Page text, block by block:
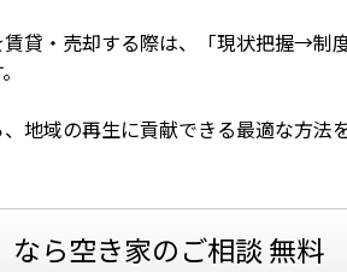
賃貸・売却する際は、「現状把握→
地域の再生に貢献できる最適な方法
なら空き家のご相談 無料